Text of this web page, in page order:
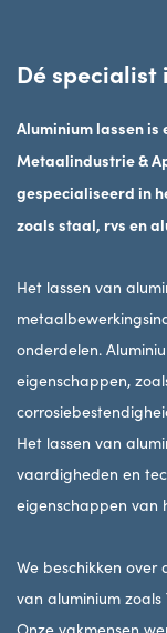
Dé specialist
Aluminium lassen is
Metaalindustrie &
gespecialiseerd in
zoals staal, rvs en
Het lassen van
onderdelen.
eigenschappen,
Het lassen van
vaardigheden en
eigenschappen van
We beschikken over
van aluminium